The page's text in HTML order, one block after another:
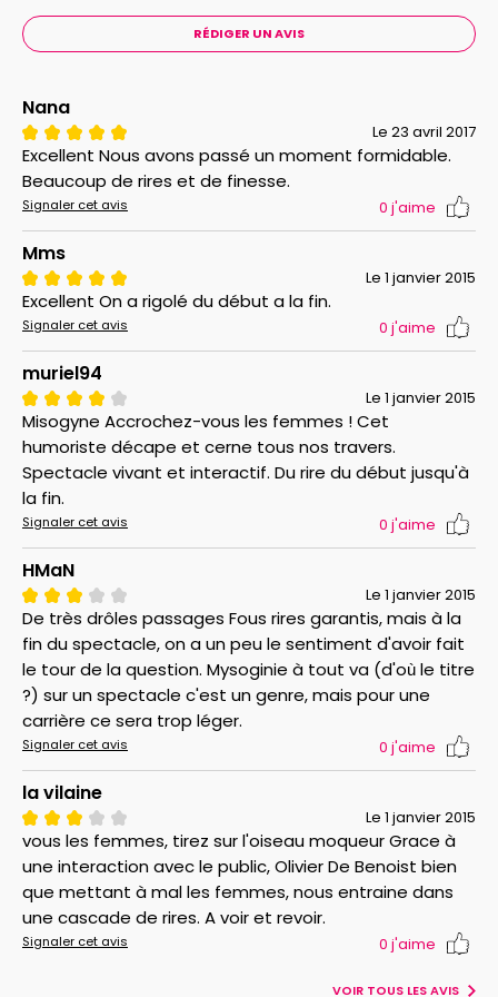
RÉDIGER UN AVIS
Nana
Le 23 avril 2017
Excellent Nous avons passé un moment formidable.
Beaucoup de rires et de finesse.
Signaler cet avis 0 j'aime
Mms
Le 1 janvier 2015
Excellent On a rigolé du début a la fin.
Signaler cet avis 0 j'aime
muriel94
Le 1 janvier 2015
Misogyne Accrochez-vous les femmes ! Cet
humoriste décape et cerne tous nos travers.
Spectacle vivant et interactif. Du rire du début jusqu'à
la fin.
Signaler cet avis 0 j'aime
HMaN
Le 1 janvier 2015
De très drôles passages Fous rires garantis, mais à la
fin du spectacle, on a un peu le sentiment d'avoir fait
le tour de la question. Mysoginie à tout va (d'où le titre
?) sur un spectacle c'est un genre, mais pour une
carrière ce sera trop léger.
Signaler cet avis 0 j'aime
la vilaine
Le 1 janvier 2015
vous les femmes, tirez sur l'oiseau moqueur Grace à
une interaction avec le public, Olivier De Benoist bien
que mettant à mal les femmes, nous entraine dans
une cascade de rires. A voir et revoir.
Signaler cet avis 0 j'aime
VOIR TOUS LES AVIS